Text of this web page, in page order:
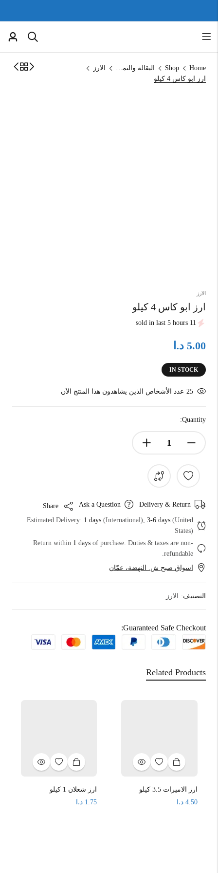
Home
Shop البقالة والتموين
الارز
ارز ابو كاس 4 كيلو
الارز
ارز ابو كاس 4 كيلو
11 sold in last 5 hours
5.00 د.ا
IN STOCK
25 عدد الأشخاص الذين يشاهدون هذا المنتج الآن
Quantity:
Delivery & Return
Ask a Question
Estimated Delivery: 1 days (International), 3-6 days (United
States)
Return within 1 days of purchase. Duties & taxes are non-
refundable.
اسواق صبح ش. النهضة، عمّان
التصنيف: الارز
Guaranteed Safe Checkout:
Related Products
ارز الاميرات 3.5 كيلو
4.50 د.ا
ارز شعلان 1 كيلو
1.75 د.ا